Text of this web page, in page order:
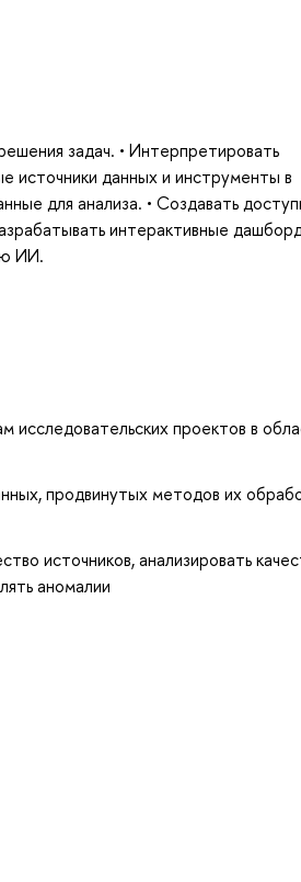
задач. • Интерпретировать
источники данных и инструменты в
для анализа. • Создавать
интерактивные
ИИ.
исследовательских проектов в
продвинутых методов их
источников, анализировать
аномалии